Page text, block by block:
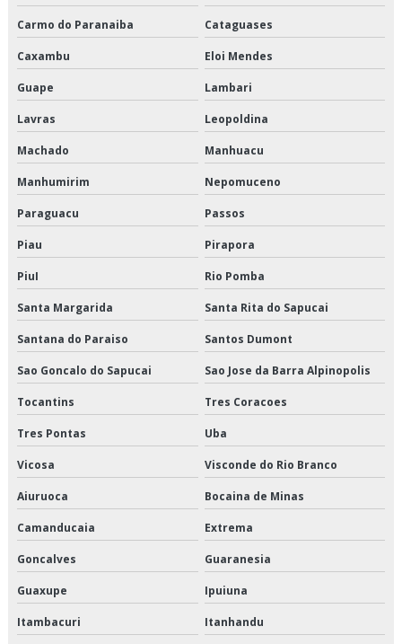
Logística de alimentos em sp
Logística de alimentos são paulo
Logística de alimentos valor
Logística de entrega de alimentos
Logística especializada em cargas climatizadas
Logística especializada em cargas climatizadas em são paulo
Logística especializada em cargas climatizadas sp
Logística para empresas de alimentos
Logística para perecíveis em são paulo
Logística para perecíveis preço
Logística para perecíveis valor
Orçamento de armazenagem de produtos perecíveis
Orçamento de distribuição de alimentos climatizados
Orçamento de distribuição de alimentos congelados
Orçamento de distribuição de alimentos refrigerados
Carmo do Paranaiba Cataguases
Caxambu Eloi Mendes
Guape Lambari
Lavras Leopoldina
Machado Manhuacu
Manhumirim Nepomuceno
Paraguacu Passos
Piau Pirapora
PiuI Rio Pomba
Santa Margarida Santa Rita do Sapucai
Santana do Paraiso Santos Dumont
Sao Goncalo do Sapucai Sao Jose da Barra Alpinopolis
Tocantins Tres Coracoes
Tres Pontas Uba
Vicosa Visconde do Rio Branco
Aiuruoca Bocaina de Minas
Camanducaia Extrema
Goncalves Guaranesia
Guaxupe Ipuiuna
Itambacuri Itanhandu